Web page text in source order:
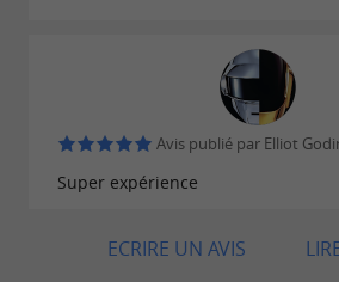
Avis publié par Elliot
Super expérience
ECRIRE UN AVIS